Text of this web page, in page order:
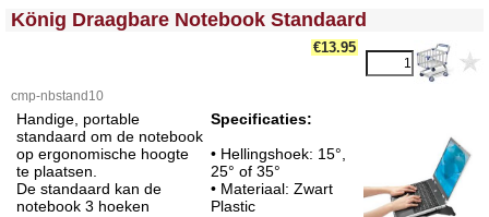
<!-- MakeFullWidth0 --><!-- MakeFullWidth1 --><!-- MakeFullWidth2 --><!-- MakeFullWidth3 --><!-- MakeFullWidth4 --><!-- MakeFullWidth5 --><!-- MakeFullWidth6 --><!-- MakeFullWidth7 --><!-- MakeFullWidth8 --><!-- MakeFullWidth9 --><!-- MakeFullWidth10 --><!-- MakeFullWidth11 --><!-- MakeFullWidth12 --><!-- MakeFullWidth13 --><!-- MakeFullWidth14 --><!-- MakeFullWidth15 --><!-- MakeFullWidth16 --><!-- MakeFullWidth17 --><!-- MakeFullWidth18 --><!-- MakeFullWidth19 -->
König Draagbare Notebook Standaard
€13.95
cmp-nbstand10
Handige, portable
standaard om de notebook
op ergonomische hoogte
te plaatsen.
De standaard kan de
notebook 3 hoeken
Specificaties:
• Hellingshoek: 15°,
25° of 35°
• Materiaal: Zwart
Plastic